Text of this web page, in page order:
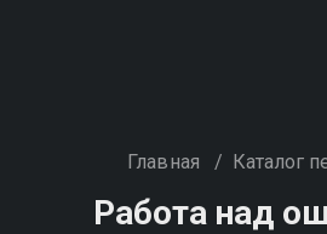
Главная / Каталог
Работа над